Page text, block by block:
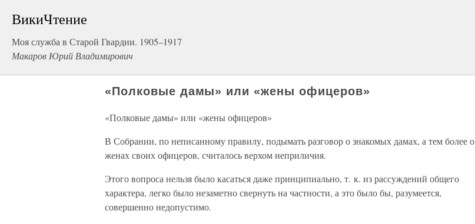
ВикиЧтение
Моя служба в Старой Гвардии. 1905–1917
Макаров Юрий Владимирович
«Полковые дамы» или «жены офицеров»
«Полковые дамы» или «жены офицеров»
В Собрании, по неписанному правилу, подымать разговор о знакомых дамах, а тем более о
женах своих офицеров, считалось верхом неприличия.
Этого вопроса нельзя было касаться даже принципиально, т. к. из рассуждений общего
характера, легко было незаметно свернуть на частности, а это было бы, разумеется,
совершенно недопустимо.